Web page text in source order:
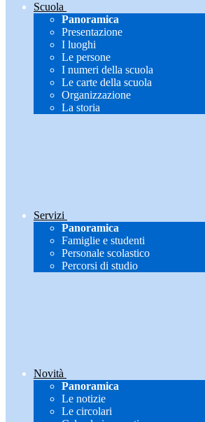
Scuola
Panoramica
Presentazione
I luoghi
Le persone
I numeri della scuola
Le carte della scuola
Organizzazione
La storia
Servizi
Panoramica
Famiglie e studenti
Personale scolastico
Percorsi di studio
Novità
Panoramica
Le notizie
Le circolari